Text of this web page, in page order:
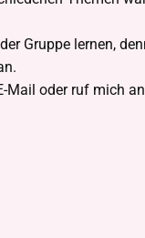
Gruppe lernen,
Mail oder ruf mich